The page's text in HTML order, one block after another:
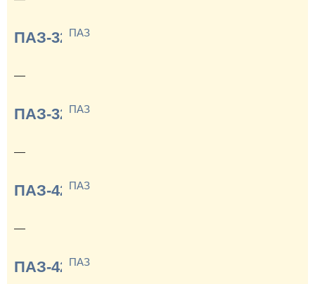
ПАЗ-32053
ПАЗ
—
ПАЗ-32054
ПАЗ
—
ПАЗ-4230
ПАЗ
—
ПАЗ-4234
ПАЗ